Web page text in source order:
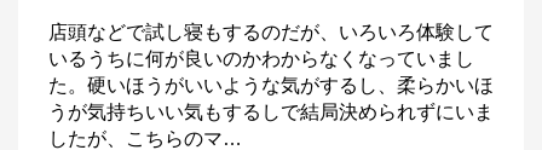
店頭などで試し寝もするのだが、いろいろ体験して
いるうちに何が良いのかわからなくなっていまし
た。硬いほうがいいような気がするし、柔らかいほ
うが気持ちいい気もするしで結局決められずにいま
したが、こちらのマ…